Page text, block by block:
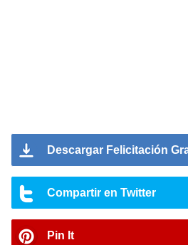
Descargar Felicitación
Compartir en Twitter
Pin It